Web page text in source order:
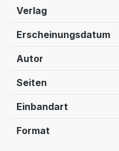
Verlag
Erscheinungsdatum
Autor
Seiten
Einbandart
Format